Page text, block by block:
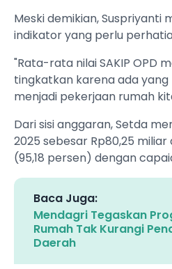
Meski demikian, Suspriyanti
indikator yang perlu
"Rata-rata nilai SAKIP OPD
tingkatkan karena ada
menjadi pekerjaan rumah
Dari sisi anggaran, Setda
2025 sebesar Rp80,25
(95,18 persen) dengan
Baca Juga:
Mendagri Tegaskan
Rumah Tak Kurangi
Daerah